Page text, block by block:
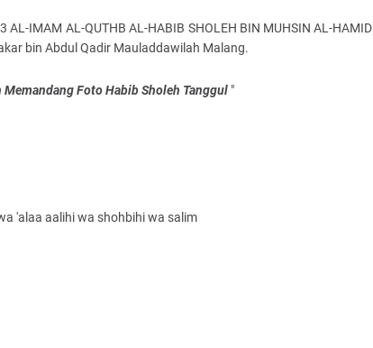
IMAM AL-QUTHB AL-HABIB SHOLEH BIN MUHSIN AL-HAMID
bin Abdul Qadir Mauladdawilah Malang.
Memandang Foto Habib Sholeh Tanggul "
'alaa aalihi wa shohbihi wa salim